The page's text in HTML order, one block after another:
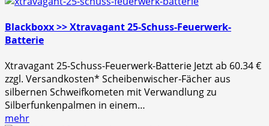
Blackboxx >> Xtravagant 25-Schuss-Feuerwerk-
Batterie
Xtravagant 25-Schuss-Feuerwerk-Batterie Jetzt ab 60.34 €
zzgl. Versandkosten* Scheibenwischer-Fächer aus
silbernen Schweifkometen mit Verwandlung zu
Silberfunkenpalmen in einem…
mehr